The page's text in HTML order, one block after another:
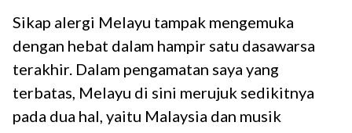
Sikap alergi Melayu tampak mengemuka
dengan hebat dalam hampir satu dasawarsa
terakhir. Dalam pengamatan saya yang
terbatas, Melayu di sini merujuk sedikitnya
pada dua hal, yaitu Malaysia dan musik